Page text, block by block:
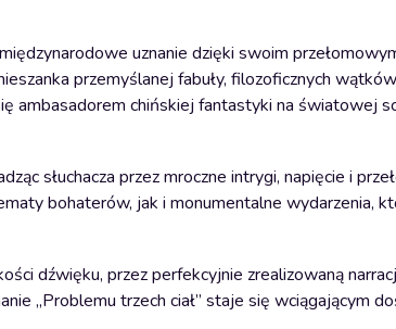
uznanie dzięki swoim
przemyślanej fabuły, filozoficznych
ambasadorem chińskiej fantastyki na światowej
słuchacza przez mroczne intrygi, napięcie i
bohaterów, jak i monumentalne wydarzenia,
dźwięku, przez perfekcyjnie zrealizowaną
„Problemu trzech ciał” staje się wciągającym